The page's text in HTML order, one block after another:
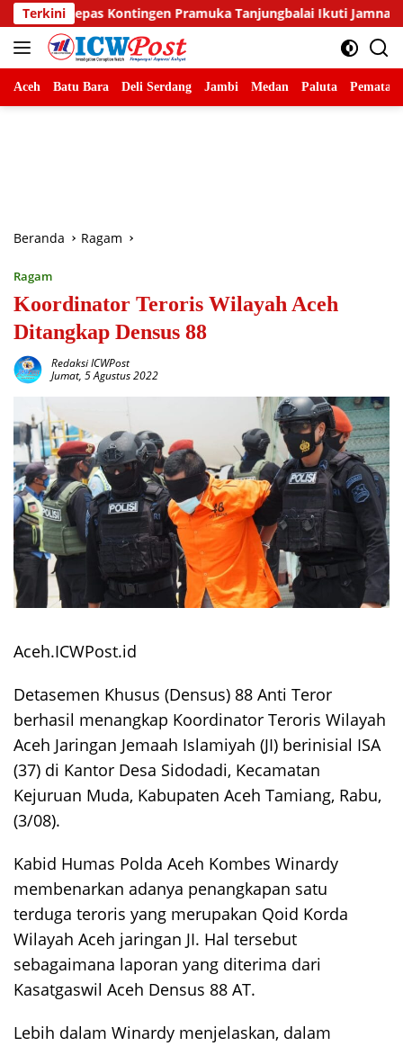
Langsung
ke
konten
Terkini
Pramuka Tanjungbalai Ikuti Jamnas XII di Cibubur
Aceh Batu Bara Deli Serdang Jambi Medan Paluta
Beranda Ragam
Ragam
Koordinator Teroris Wilayah Aceh
Ditangkap Densus 88
Redaksi ICWPost
Jumat, 5 Agustus 2022
Aceh.ICWPost.id
Detasemen Khusus (Densus) 88 Anti Teror
berhasil menangkap Koordinator Teroris Wilayah
Aceh Jaringan Jemaah Islamiyah (JI) berinisial ISA
(37) di Kantor Desa Sidodadi, Kecamatan
Kejuruan Muda, Kabupaten Aceh Tamiang, Rabu,
(3/08).
Kabid Humas Polda Aceh Kombes Winardy
membenarkan adanya penangkapan satu
terduga teroris yang merupakan Qoid Korda
Wilayah Aceh jaringan JI. Hal tersebut
sebagaimana laporan yang diterima dari
Kasatgaswil Aceh Densus 88 AT.
Lebih dalam Winardy menjelaskan, dalam